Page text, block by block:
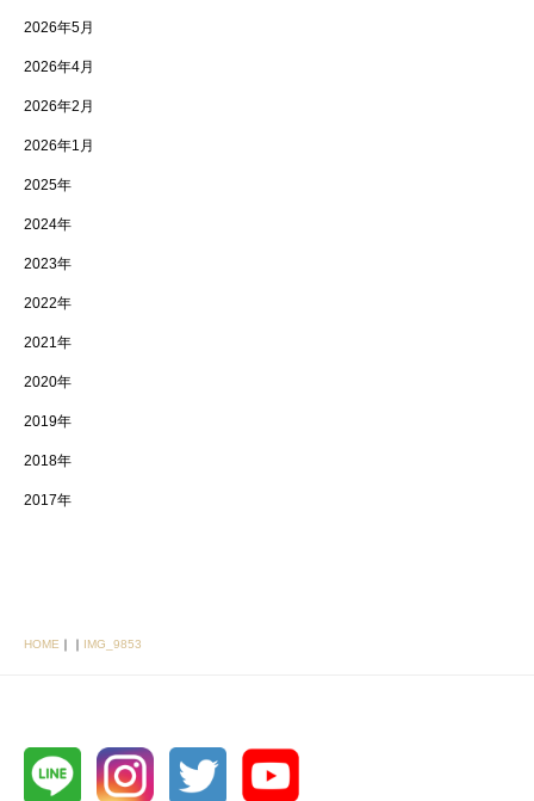
2026年5月
2026年4月
2026年2月
2026年1月
2025年
2024年
2023年
2022年
2021年
2020年
2019年
2018年
2017年
HOME ｜ ｜ IMG_9853